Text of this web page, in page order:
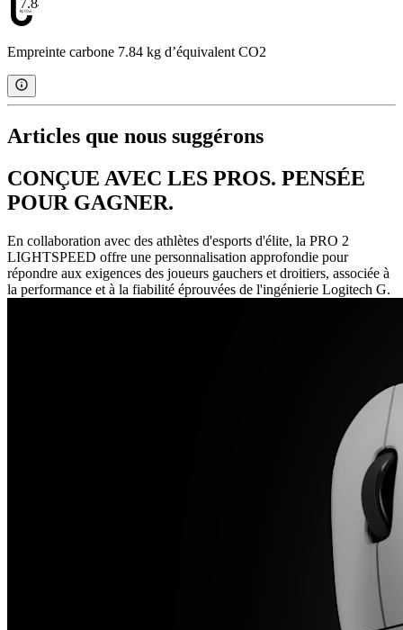
Empreinte carbone 7.84 kg d’équivalent CO2
Articles que nous suggérons
CONÇUE AVEC LES PROS. PENSÉE
POUR GAGNER.
En collaboration avec des athlètes d'esports d'élite, la PRO 2
LIGHTSPEED offre une personnalisation approfondie pour
répondre aux exigences des joueurs gauchers et droitiers, associée à
la performance et à la fiabilité éprouvées de l'ingénierie Logitech G.